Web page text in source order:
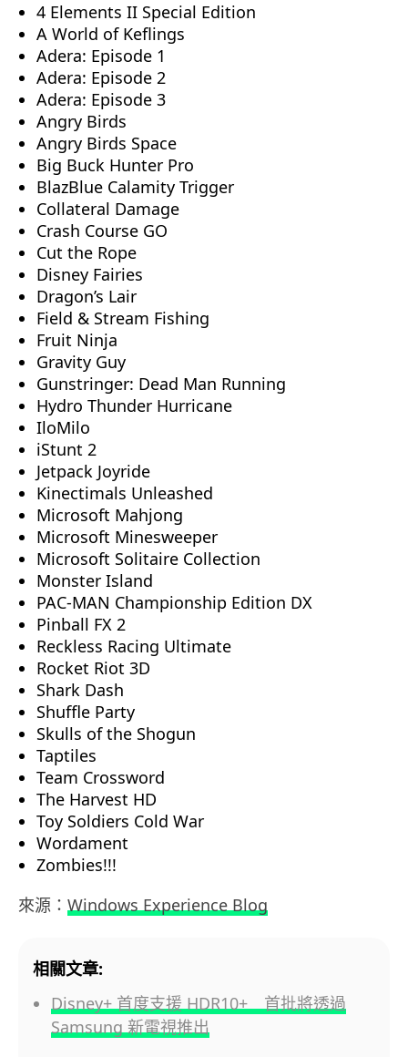
4 Elements II Special Edition
A World of Keflings
Adera: Episode 1
Adera: Episode 2
Adera: Episode 3
Angry Birds
Angry Birds Space
Big Buck Hunter Pro
BlazBlue Calamity Trigger
Collateral Damage
Crash Course GO
Cut the Rope
Disney Fairies
Dragon’s Lair
Field & Stream Fishing
Fruit Ninja
Gravity Guy
Gunstringer: Dead Man Running
Hydro Thunder Hurricane
IloMilo
iStunt 2
Jetpack Joyride
Kinectimals Unleashed
Microsoft Mahjong
Microsoft Minesweeper
Microsoft Solitaire Collection
Monster Island
PAC-MAN Championship Edition DX
Pinball FX 2
Reckless Racing Ultimate
Rocket Riot 3D
Shark Dash
Shuffle Party
Skulls of the Shogun
Taptiles
Team Crossword
The Harvest HD
Toy Soldiers Cold War
Wordament
Zombies!!!
來源： Windows Experience Blog
相關文章:
Disney+ 首度支援 HDR10+ 首批將透過
Samsung 新電視推出